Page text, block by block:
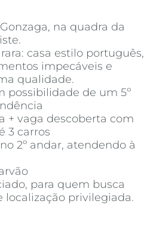
na quadra da
casa estilo português,
impecáveis e
qualidade.
possibilidade de um 5º
+ vaga descoberta com
3 carros
2º andar, atendendo à
para quem busca
localização privilegiada.